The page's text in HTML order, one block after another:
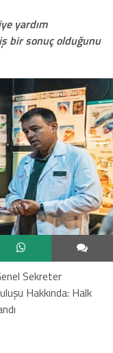
yardım
bir sonuç olduğunu
Sekreter
Hakkında: Halk